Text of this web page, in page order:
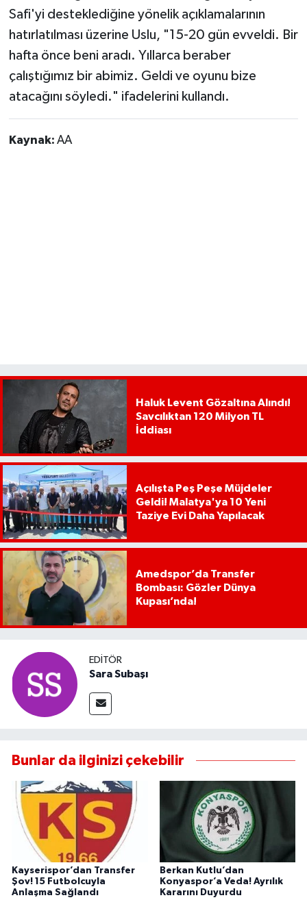
Safi'yi desteklediğine yönelik açıklamalarının
hatırlatılması üzerine Uslu, "15-20 gün evveldi. Bir
hafta önce beni aradı. Yıllarca beraber
çalıştığımız bir abimiz. Geldi ve oyunu bize
atacağını söyledi." ifadelerini kullandı.
Kaynak: AA
Haluk Levent Gözaltına Alındı!
Savcılıktan 120 Milyon TL
İddiası
Açılışta Peş Peşe Müjdeler
Geldi! Malatya'ya 10 Yeni
Taziye Evi Daha Yapılacak
Amedspor’da Transfer
Bombası: Gözler Dünya
Kupası’nda!
EDITÖR
Sara Subaşı
Bunlar da ilginizi çekebilir
Kayserispor’dan Transfer
Şov! 15 Futbolcuyla
Anlaşma Sağlandı
Berkan Kutlu’dan
Konyaspor’a Veda! Ayrılık
Kararını Duyurdu